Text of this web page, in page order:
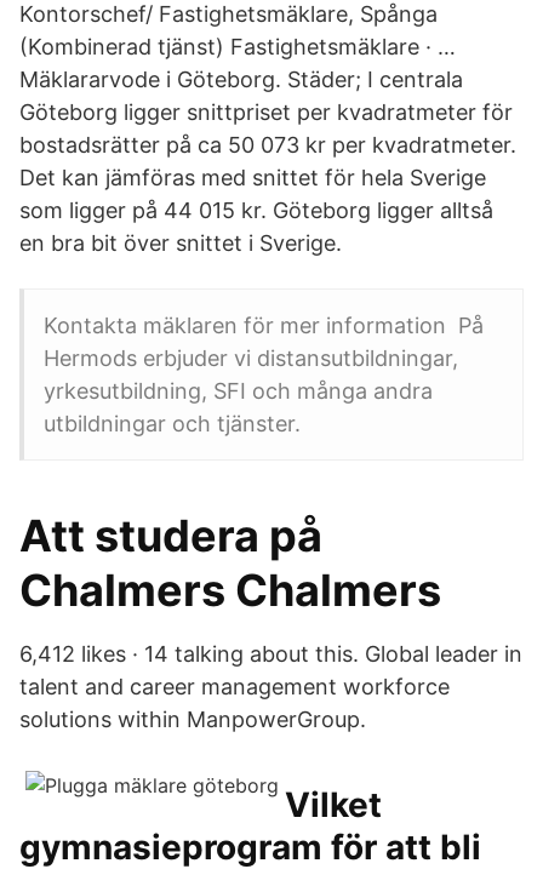
Kontorschef/ Fastighetsmäklare, Spånga
(Kombinerad tjänst) Fastighetsmäklare · …
Mäklararvode i Göteborg. Städer; I centrala
Göteborg ligger snittpriset per kvadratmeter för
bostadsrätter på ca 50 073 kr per kvadratmeter.
Det kan jämföras med snittet för hela Sverige
som ligger på 44 015 kr. Göteborg ligger alltså
en bra bit över snittet i Sverige.
Kontakta mäklaren för mer information På
Hermods erbjuder vi distansutbildningar,
yrkesutbildning, SFI och många andra
utbildningar och tjänster.
Att studera på
Chalmers Chalmers
6,412 likes · 14 talking about this. Global leader in
talent and career management workforce
solutions within ManpowerGroup.
Vilket
gymnasieprogram för att bli